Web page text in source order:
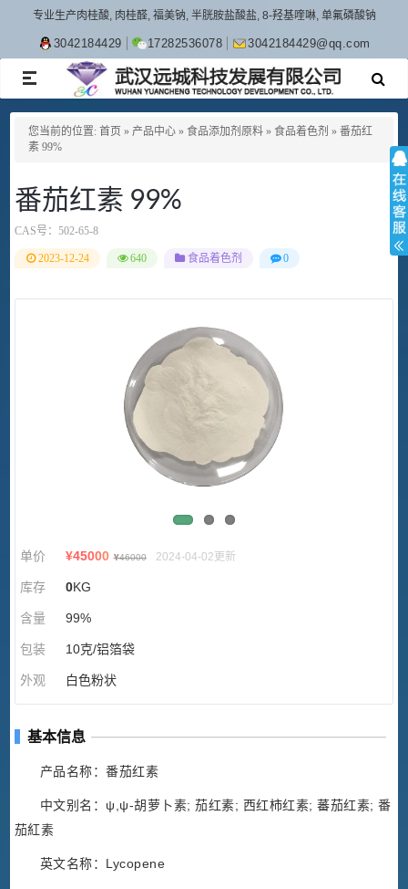
专业生产肉桂酸, 肉桂醛, 福美钠, 半胱胺盐酸盐, 8-羟基喹啉, 单氟磷酸钠
3042184429 17282536078 3042184429@qq.com
TOGGLE
NAVIGATION
您当前的位置: 首页 » 产品中心 » 食品添加剂原料 » 食品着色剂 » 番茄红
素 99%
番茄红素 99%
CAS号： 502-65-8
2023-12-24 640 食品着色剂 0
单价 ¥45000 ¥46000 2024-04-02更新
库存 0KG
含量 99%
包装 10克/铝箔袋
外观 白色粉状
基本信息
产品名称：番茄红素
中文别名：ψ,ψ-胡萝卜素; 茄红素; 西红柿红素; 蕃茄红素; 番
茄紅素
英文名称：Lycopene